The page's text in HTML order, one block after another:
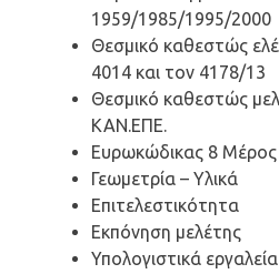
1959/1985/1995/2000
Θεσμικό καθεστώς
4014 και τον 4178/13
Θεσμικό καθεστώς
ΚΑΝ.ΕΠΕ.
Ευρωκώδικας 8 Μέρος
Γεωμετρία – Υλικά
Επιτελεστικότητα
Εκπόνηση μελέτης
Υπολογιστικά εργαλεία